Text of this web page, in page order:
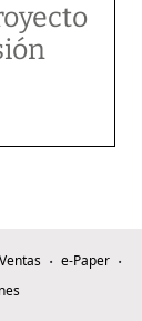
Ventas
e-Paper